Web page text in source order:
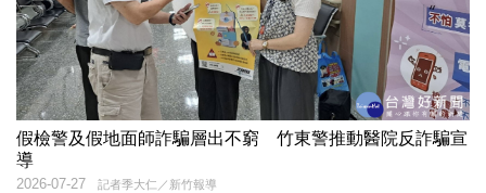
假檢警及假地面師詐騙層出不窮 竹東警推動醫院反詐騙宣
導
記者季大仁／新竹報導
2026-07-27